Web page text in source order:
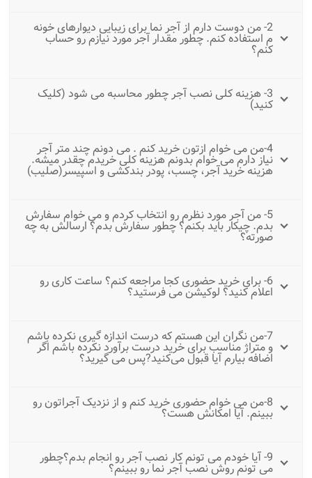
2- من دوست دارم از آجر نما برای زیبایی دیوارهای خونه
م استفاده کنم. چطور مقدار آجر مورد نیازم رو حساب
کنم؟
3- هزینه کلی نصب آجر چطور محاسبه می شود (کلیک
کنید)
4-من می خوام ازتون خرید کنم . می دونم چند متر آجر
نیاز دارم می خوام بدونم هزینه کلی خریدم چقدر میشه.
هزینه خرید آجر، چسب، پودر بندکشی و اسپیسر(صلیب)
5- من آجر مورد نظرم رو انتخاب کردم و می خوام سفارش
بدم. چیکار باید بکنم؟ چطور سفارش بدم؟ ارسالش به چه
صورته؟
6- برای خرید حضوری کجا مراجعه کنم؟ ساعت کاری رو
اعلام کنید؟ لوکیشن می فرستید؟
7-من نگران این هستم که درست اندازه گیری نکرده باشم
و متراژ مناسب برای خرید درست برآورد نکرده باشم اگر
اضافه بیارم آیا قبول می‌کنید?پس می گیرید؟
8-من می خوام حضوری خرید کنم و از نزدیک آجراتون رو
ببینم. آیا امکانش هست؟
9- آیا خودم می تونم کار نصب آجر رو انجام بدم؟چطور
می تونم روش نصب آجر نما رو ببینم؟